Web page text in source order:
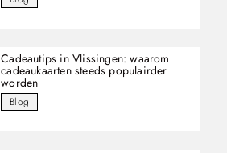
Cadeautips in Vlissingen: waarom
cadeaukaarten steeds populairder
worden
Blog